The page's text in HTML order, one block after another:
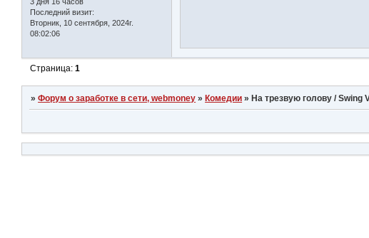
3 дня 16 часов
Последний визит:
Вторник, 10 сентября, 2024г.
08:02:06
Страница:1
»Форум о заработке в сети, webmoney » Комедии » На трезвую голову / Swing